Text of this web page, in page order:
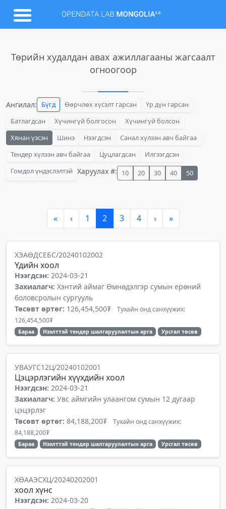
Төрийн худалдан авах ажиллагааны жагсаалт
огноогоор
Ангилал: Бүгд Өөрчлөх хүсэлт гарсан
Үр дүн гарсан
Батлагдсан
Хүчингүй болгосон
Хүчингүй болсон
Хянан үзсэн
Шинэ Нээгдсэн
Санал хүлээн авч байгаа
Тендер хүлээн авч байгаа
Цуцлагдсан
Илгээгдсэн
Гомдол үндэслэлтэй Харуулах #: 10 20 30 40 50
« ‹ 1 2 3 4 › »
ХЭАӨДСЕБС/20240102002
Үдийн хоол
Нээгдсэн: 2024-03-21
Захиалагч: Хэнтий аймаг Өмнөдэлгэр сумын ерөний
боловсролын сургууль
Төсөвт өртөг: 126,454,500₮ Тухайн онд санхүүжих:
126,454,500₮
Бараа Нээлттэй тендер шалгаруулалтын арга Урсгал төсөв
УВАУГС12Ц/20240102001
Цэцэрлэгийн хүүхдийн хоол
Нээгдсэн: 2024-03-21
Захиалагч: Увс аймгийн улаангом сумын 12 дугаар
цэцэрлэг
Төсөвт өртөг: 84,188,200₮ Тухайн онд санхүүжих:
84,188,200₮
Бараа Нээлттэй тендер шалгаруулалтын арга Урсгал төсөв
ХӨААЭСХЦ/20240202001
хоол хүнс
Нээгдсэн: 2024-03-20